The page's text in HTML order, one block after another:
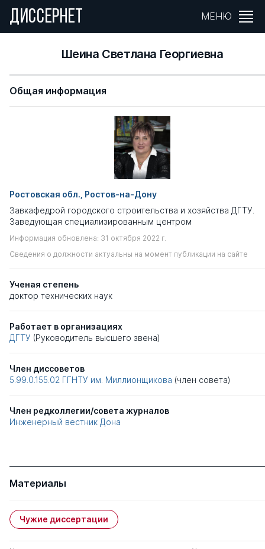
ДИССЕРНЕТ МЕНЮ
Шеина Светлана Георгиевна
Общая информация
Ростовская обл., Ростов-на-Дону
Завкафедрой городского строительства и хозяйства ДГТУ.
Заведующая специализированным центром
Информация обновлена: 31 октября 2022 г.
Сведения о должности актуальны на момент публикации на сайте
Ученая степень
доктор технических наук
Работает в организациях
ДГТУ (Руководитель высшего звена)
Член диссоветов
5.99.0.155.02 ГГНТУ им. Миллионщикова (член совета)
Член редколлегии/совета журналов
Инженерный вестник Дона
Материалы
Чужие диссертации